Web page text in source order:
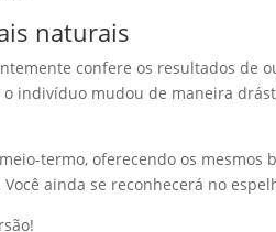
naturais
confere os resultados de
indivíduo mudou de maneira
termo, oferecendo os mesmos
ainda se reconhecerá no